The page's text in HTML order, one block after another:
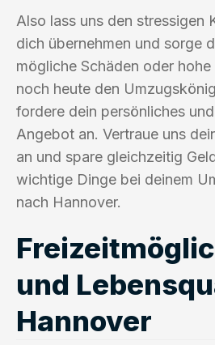
Also lass uns den stressigen
dich übernehmen und sorge
mögliche Schäden oder
noch heute den
fordere dein persönliches
Angebot an. Vertraue uns
an und spare gleichzeitig
wichtige Dinge bei deinem
nach Hannover.
und
Hannover